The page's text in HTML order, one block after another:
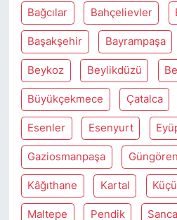
Bağcılar Bahçelievler
Başakşehir Bayrampaşa
Beykoz Beylikdüzü
Büyükçekmece Çatalca
Esenler Esenyurt
Gaziosmanpaşa Güngören
Kâğıthane Kartal
Maltepe Pendik